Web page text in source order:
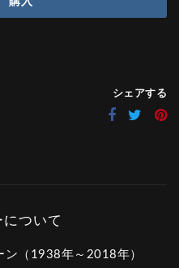
シェアする
ン（1938年～2018年）